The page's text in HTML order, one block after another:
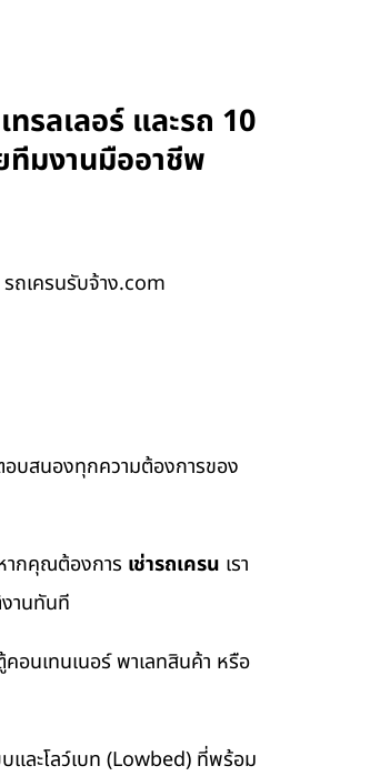
รลเลอร์ และรถ 10
ทีมงานมืออาชีพ
ถเครนรับจ้าง.com
บสนองทุกความต้องการของ
ากคุณต้องการ เช่ารถเครน เรา
านทันที
อนเทนเนอร์ พาเลทสินค้า หรือ
ละโลว์เบท (Lowbed) ที่พร้อม